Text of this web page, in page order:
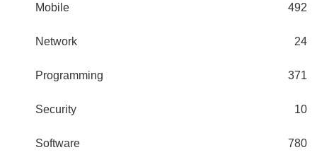
Mobile 492
Network 24
Programming 371
Security 10
Software 780